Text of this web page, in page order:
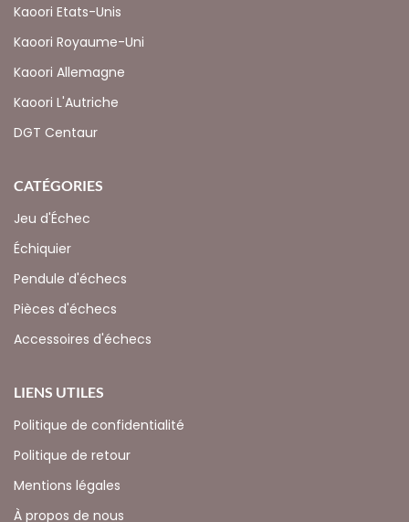
Kaoori Etats-Unis
Kaoori Royaume-Uni
Kaoori Allemagne
Kaoori L'Autriche
DGT Centaur
CATÉGORIES
Jeu d'Échec
Échiquier
Pendule d'échecs
Pièces d'échecs
Accessoires d'échecs
LIENS UTILES
Politique de confidentialité
Politique de retour
Mentions légales
À propos de nous